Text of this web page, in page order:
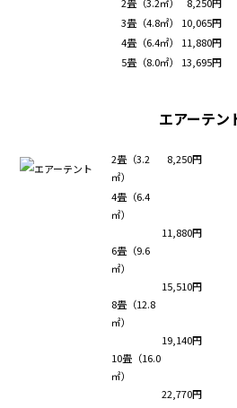
3畳（4.8㎡）
10,065円
4畳（6.4㎡）
11,880円
5畳（8.0㎡）
13,695円
エアーテン
2畳（3.2
㎡）
8,250円
4畳（6.4
㎡）
11,880円
6畳（9.6
㎡）
15,510円
8畳（12.8
㎡）
19,140円
10畳（16.0
㎡）
22,770円